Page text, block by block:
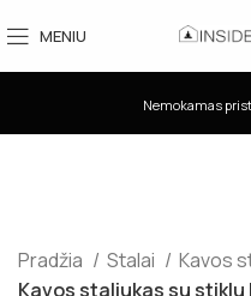
MENIU
Nemokamas
Pradžia Stalai
Kavos
Kavos staliukas su